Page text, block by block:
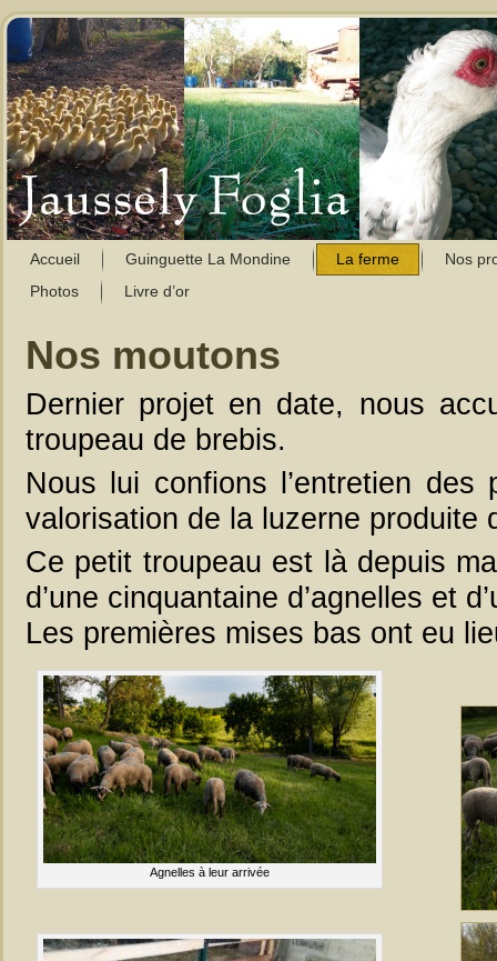
Accueil Guinguette La Mondine La ferme
Nos
Photos
Livre d’or
Nos moutons
Dernier projet en date, nous
troupeau de brebis.
Nous lui confions l’entretien
valorisation de la luzerne produite
Ce petit troupeau est là depuis
d’une cinquantaine d’agnelles et
Les premières mises bas ont eu
Agnelles à leur arrivée